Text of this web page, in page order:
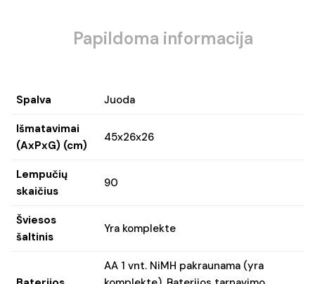
Papildoma informacija
Spalva Juoda
Išmatavimai
(AxPxG) (cm)
45x26x26
Lempučių
skaičius
90
Šviesos
šaltinis
Yra komplekte
AA 1 vnt. NiMH pakraunama (yra